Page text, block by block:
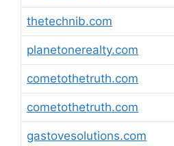
thetechnib.com
planetonerealty.com
cometothetruth.com
cometothetruth.com
gastovesolutions.com